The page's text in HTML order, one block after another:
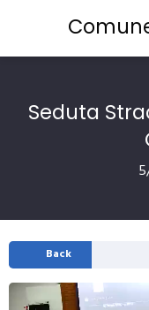
Seduta
Back